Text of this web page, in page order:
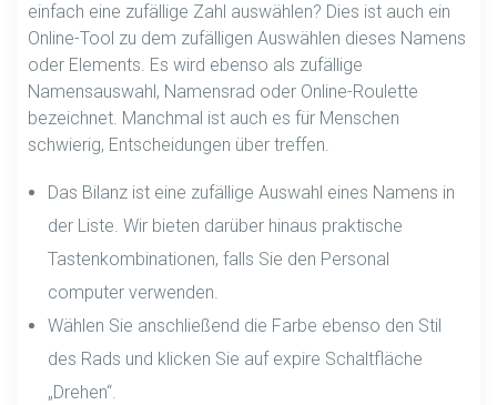
einfach eine zufällige Zahl auswählen? Dies ist auch ein
Online-Tool zu dem zufälligen Auswählen dieses Namens
oder Elements. Es wird ebenso als zufällige
Namensauswahl, Namensrad oder Online-Roulette
bezeichnet. Manchmal ist auch es für Menschen
schwierig, Entscheidungen über treffen.
Das Bilanz ist eine zufällige Auswahl eines Namens in
der Liste. Wir bieten darüber hinaus praktische
Tastenkombinationen, falls Sie den Personal
computer verwenden.
Wählen Sie anschließend die Farbe ebenso den Stil
des Rads und klicken Sie auf expire Schaltfläche
„Drehen“.